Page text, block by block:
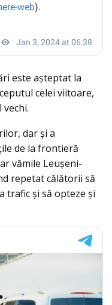
este așteptat la
celei viitoare,
dar și a
de la frontieră
vămile Leușeni-
repetat călătorii să
trafic și să opteze și